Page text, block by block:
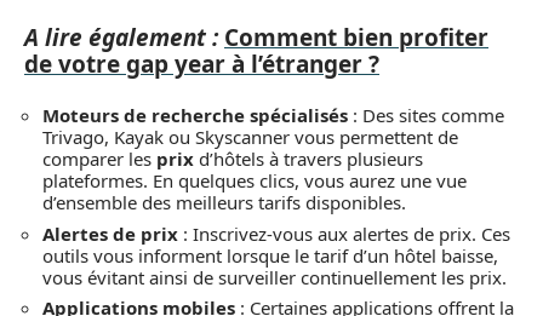
A lire également : Comment bien profiter
de votre gap year à l’étranger ?
Moteurs de recherche spécialisés : Des sites comme
Trivago, Kayak ou Skyscanner vous permettent de
comparer les prix d’hôtels à travers plusieurs
plateformes. En quelques clics, vous aurez une vue
d’ensemble des meilleurs tarifs disponibles.
Alertes de prix : Inscrivez-vous aux alertes de prix. Ces
outils vous informent lorsque le tarif d’un hôtel baisse,
vous évitant ainsi de surveiller continuellement les prix.
Applications mobiles : Certaines applications offrent la